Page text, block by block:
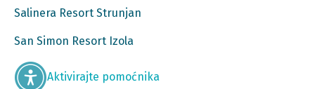
Salinera Resort Strunjan
San Simon Resort Izola
Aktivirajte pomoćnika